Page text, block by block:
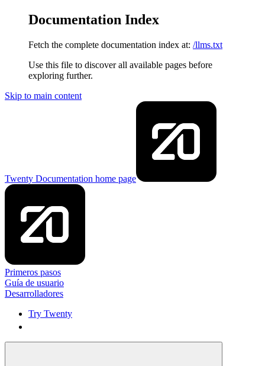
Documentation Index
Fetch the complete documentation index at: /llms.txt
Use this file to discover all available pages before
exploring further.
Skip to main content
Twenty Documentation home page
Primeros pasos
Guía de usuario
Desarrolladores
Try Twenty